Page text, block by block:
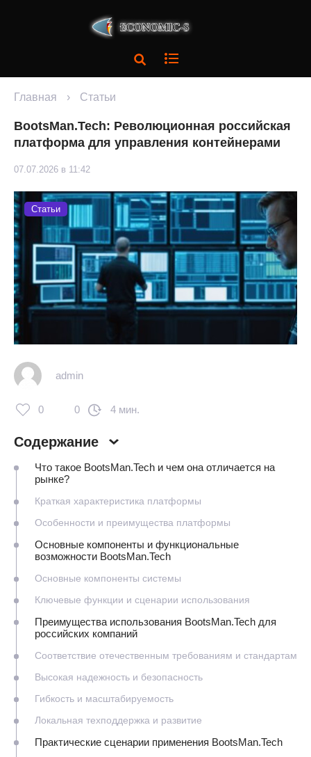
Главная › Статьи
BootsMan.Tech: Революционная российская
платформа для управления контейнерами
07.07.2026 в 11:42
Статьи
admin
0 0 4 мин.
Содержание
Что такое BootsMan.Tech и чем она отличается на
рынке?
Краткая характеристика платформы
Особенности и преимущества платформы
Основные компоненты и функциональные
возможности BootsMan.Tech
Основные компоненты системы
Ключевые функции и сценарии использования
Преимущества использования BootsMan.Tech для
российских компаний
Соответствие отечественным требованиям и стандартам
Высокая надежность и безопасность
Гибкость и масштабируемость
Локальная техподдержка и развитие
Практические сценарии применения BootsMan.Tech